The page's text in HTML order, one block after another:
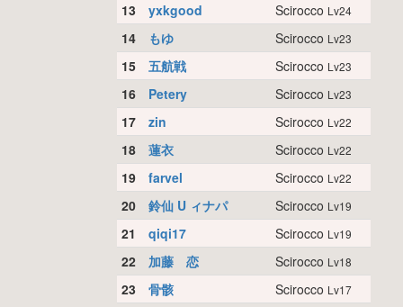
13 yxkgood Scirocco Lv24
14 もゆ Scirocco Lv23
15 五航戦 Scirocco Lv23
16 Petery Scirocco Lv23
17 zin Scirocco Lv22
18 蓮衣 Scirocco Lv22
19 farvel Scirocco Lv22
20 鈴仙 U ィナパ Scirocco Lv19
21 qiqi17 Scirocco Lv19
22 加藤 恋 Scirocco Lv18
23 骨骸 Scirocco Lv17